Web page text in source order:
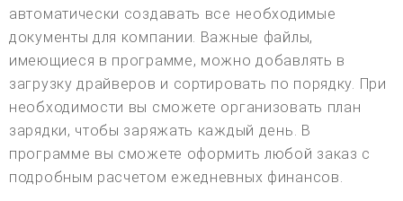
автоматически создавать все необходимые
документы для компании. Важные файлы,
имеющиеся в программе, можно добавлять в
загрузку драйверов и сортировать по порядку. При
необходимости вы сможете организовать план
зарядки, чтобы заряжать каждый день. В
программе вы сможете оформить любой заказ с
подробным расчетом ежедневных финансов.